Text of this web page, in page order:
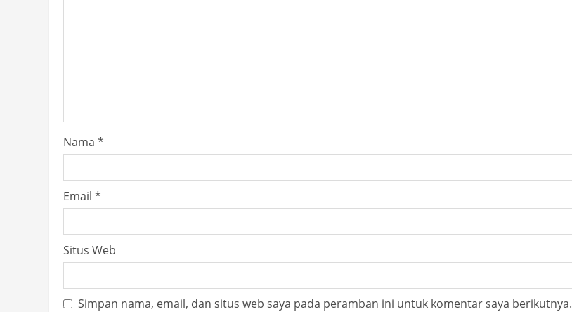
Nama *
Email *
Situs Web
Simpan nama, email, dan situs web saya pada peramban ini untuk komentar saya berikutnya.